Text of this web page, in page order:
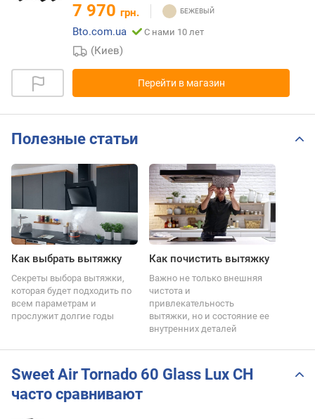
7 970 грн.
Bto.com.ua
С нами 10 лет
(Киев)
Перейти в магазин
Полезные статьи
Как выбрать вытяжку
Секреты выбора вытяжки,
которая будет подходить по
всем параметрам и
прослужит долгие годы
Как почистить вытяжку
Важно не только внешняя
чистота и
привлекательность
вытяжки, но и состояние ее
внутренних деталей
Sweet Air Tornado 60 Glass Lux CH
часто сравнивают